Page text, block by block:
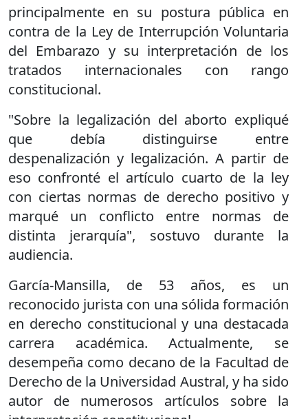
principalmente en su postura pública en
contra de la Ley de Interrupción Voluntaria
del Embarazo y su interpretación de los
tratados internacionales con rango
constitucional.
"Sobre la legalización del aborto expliqué
que debía distinguirse entre
despenalización y legalización. A partir de
eso confronté el artículo cuarto de la ley
con ciertas normas de derecho positivo y
marqué un conflicto entre normas de
distinta jerarquía", sostuvo durante la
audiencia.
García-Mansilla, de 53 años, es un
reconocido jurista con una sólida formación
en derecho constitucional y una destacada
carrera académica. Actualmente, se
desempeña como decano de la Facultad de
Derecho de la Universidad Austral, y ha sido
autor de numerosos artículos sobre la